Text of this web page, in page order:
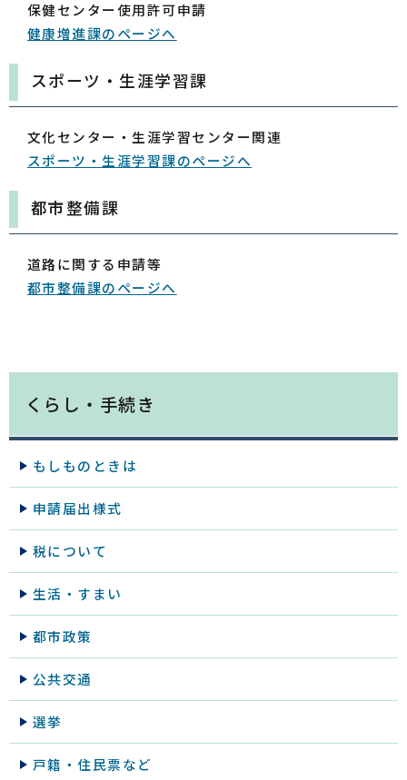
保健センター使用許可申請
健康増進課のページへ
スポーツ・生涯学習課
文化センター・生涯学習センター関連
スポーツ・生涯学習課のページへ
都市整備課
道路に関する申請等
都市整備課のページへ
くらし・手続き
もしものときは
申請届出様式
税について
生活・すまい
都市政策
公共交通
選挙
戸籍・住民票など